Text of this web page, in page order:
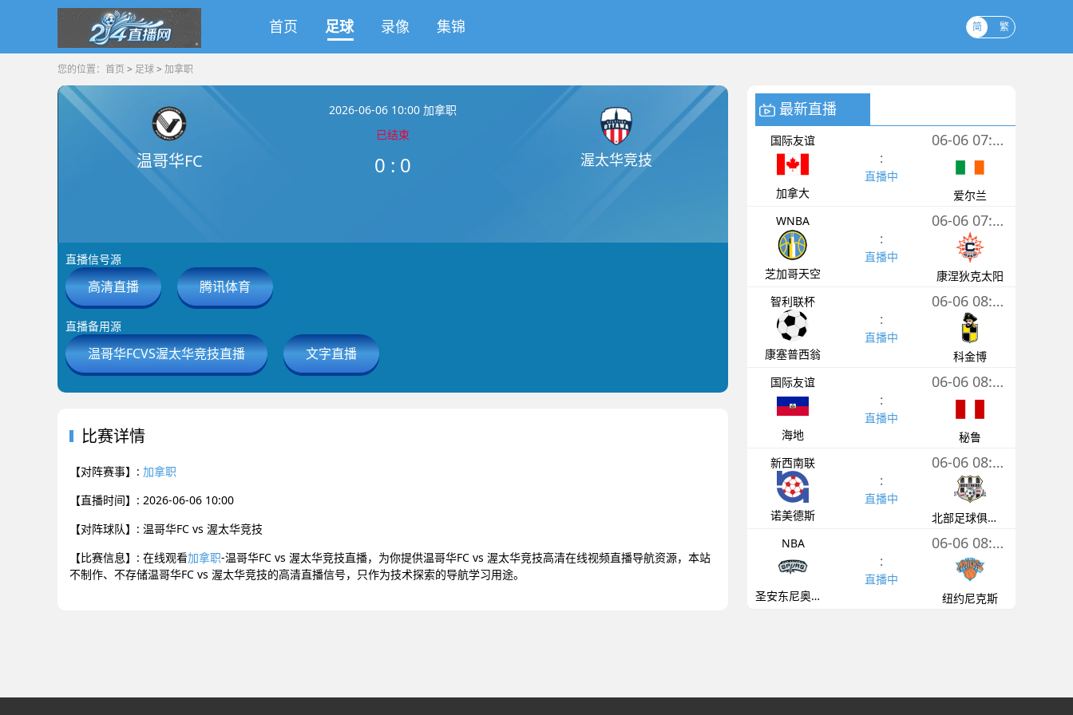
首页 足球 录像 集锦 简 繁
您的位置： 首页 > 足球> 加拿职
温哥华FC
2026-06-06 10:00 加拿职
已结束
0 : 0 渥太华竞技
直播信号源
高清直播 腾讯体育
直播备用源
温哥华FCVS渥太华竞技直播 文字直播
比赛详情
【对阵赛事】: 加拿职
【直播时间】: 2026-06-06 10:00
【对阵球队】: 温哥华FC vs 渥太华竞技
【比赛信息】: 在线观看加拿职-温哥华FC vs 渥太华竞技直播，为你提供温哥华FC vs 渥太华竞技高清在线视频直播导航资源，本站
不制作、不存储温哥华FC vs 渥太华竞技的高清直播信号，只作为技术探索的导航学习用途。
最新直播
国际友谊
加拿大
:
直播中
06-06 07:30
爱尔兰
WNBA
芝加哥天空
:
直播中
06-06 07:30
康涅狄克太阳
智利联杯
康塞普西翁
:
直播中
06-06 08:00
科金博
国际友谊
海地
:
直播中
06-06 08:00
秘鲁
新西南联
诺美德斯
:
直播中
06-06 08:00
北部足球俱乐部
NBA
圣安东尼奥马刺
:
直播中
06-06 08:30
纽约尼克斯